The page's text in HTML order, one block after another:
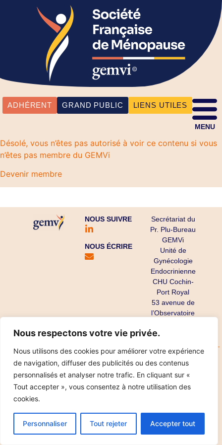
Nous respectons votre vie privée.
Nous utilisons des cookies pour améliorer votre expérience
de navigation, diffuser des publicités ou des contenus
personnalisés et analyser notre trafic. En cliquant sur «
Tout accepter », vous consentez à notre utilisation des
cookies.
Personnaliser Tout rejeter Accepter tout
ADHÉRENT GRAND PUBLIC LIENS UTILES
MENU
Désolé, vous n’êtes pas autorisé à voir ce contenu si vous
n’êtes pas membre du GEMVi
Devenir membre
NOUS SUIVRE
NOUS ÉCRIRE
Secrétariat du
Pr. Plu-Bureau
GEMVi
Unité de
Gynécologie
Endocrinienne
CHU Cochin-
Port Royal
53 avenue de
l’Observatoire
Cedex 14
2025
Mentions légales
Réalisation IPT